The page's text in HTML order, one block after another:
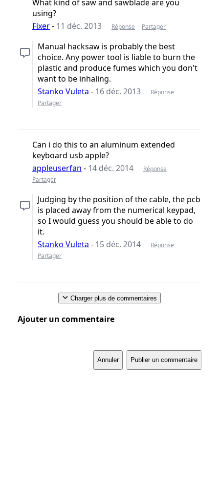
What kind of saw and sawblade are you
using?
Fixer- 11 déc. 2013 Réponse Partager
Manual hacksaw is probably the best
choice. Any power tool is liable to burn the
plastic and produce fumes which you don't
want to be inhaling.
Stanko Vuleta - 16 déc. 2013
Réponse
Partager
Can i do this to an aluminum extended
keyboard usb apple?
appleuserfan - 14 déc. 2014
Réponse
Partager
Judging by the position of the cable, the pcb
is placed away from the numerical keypad,
so I would guess you should be able to do
it.
Stanko Vuleta - 15 déc. 2014
Réponse
Partager
Charger plus de commentaires
Ajouter un commentaire
Annuler Publier un commentaire